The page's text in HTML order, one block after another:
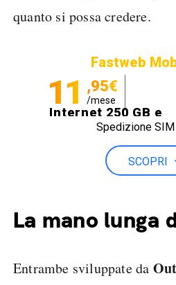
quanto si possa credere.
Fastweb
11 ,95€
/mese
Internet 250 GB e
Minuti illimitati
Spedizione SIM
SCOPRI
La mano lunga
Entrambe sviluppate da